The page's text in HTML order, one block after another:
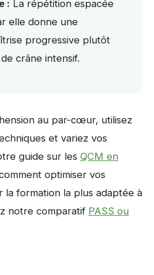
: La répétition espacée
elle donne une
progressive plutôt
crâne intensif.
au par-cœur, utilisez
et variez vos
guide sur les QCM en
optimiser vos
la formation la plus adaptée à
notre comparatif PASS ou